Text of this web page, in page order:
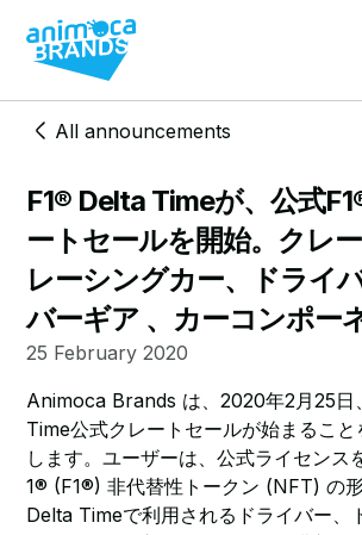
All announcements
F1® Delta Timeが、公式
ートセールを開始。クレ
レーシングカー、ドライ
バーギア 、カーコンポー
25 February 2020
Animoca Brands は、2020年2月25日
Time公式クレートセールが始まること
します。ユーザーは、公式ライセンス
1® (F1®) 非代替性トークン (NFT) の
Delta Timeで利用されるドライバー、